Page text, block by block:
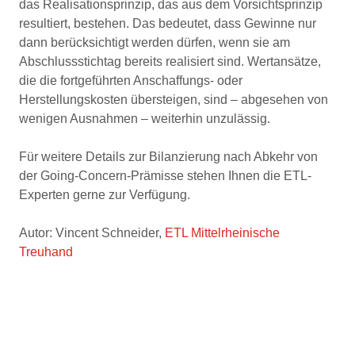
das Realisationsprinzip, das aus dem Vorsichtsprinzip
resultiert, bestehen. Das bedeutet, dass Gewinne nur
dann berücksichtigt werden dürfen, wenn sie am
Abschlussstichtag bereits realisiert sind. Wertansätze,
die die fortgeführten Anschaffungs- oder
Herstellungskosten übersteigen, sind – abgesehen von
wenigen Ausnahmen – weiterhin unzulässig.
Für weitere Details zur Bilanzierung nach Abkehr von
der Going-Concern-Prämisse stehen Ihnen die ETL-
Experten gerne zur Verfügung.
Autor: Vincent Schneider, ETL Mittelrheinische
Treuhand